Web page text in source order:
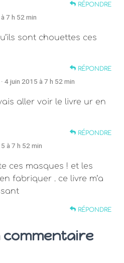
RÉPONDRE
7 h 52 min
sont chouettes ces
RÉPONDRE
· 4 juin 2015 à 7 h 52 min
aller voir le livre ur en
RÉPONDRE
à 7 h 52 min
ces masques ! et les
fabriquer . ce livre m’a
RÉPONDRE
commentaire